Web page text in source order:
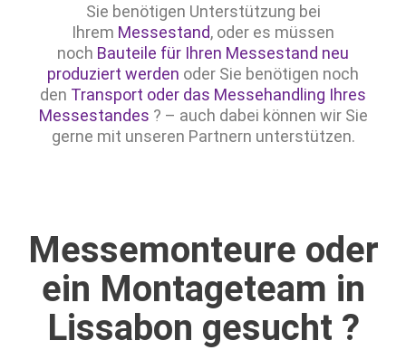
Sie benötigen Unterstützung bei
Ihrem Messestand, oder es müssen
noch Bauteile für Ihren Messestand neu
produziert werden oder Sie benötigen noch
den Transport oder das Messehandling Ihres
Messestandes ? – auch dabei können wir Sie
gerne mit unseren Partnern unterstützen.
Messemonteure oder
ein Montageteam in
Lissabon gesucht ?